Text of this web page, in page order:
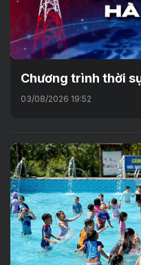
Chương trình thời
03/08/2026 19:52